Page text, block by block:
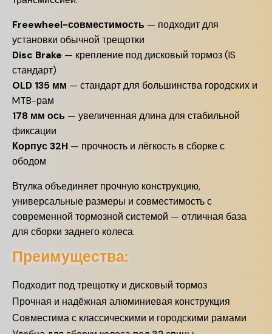
Freewheel-совместимость — подходит для
установки обычной трещотки
Disc Brake — крепление под дисковый тормоз (IS
стандарт)
OLD 135 мм — стандарт для большинства городских и
MTB-рам
178 мм ось — увеличенная длина для стабильной
фиксации
Корпус 32H — прочность и лёгкость в сборке с
ободом
Втулка объединяет прочную конструкцию,
универсальные размеры и совместимость с
современной тормозной системой — отличная база
для сборки заднего колеса.
Преимущества:
Подходит под трещотку и дисковый тормоз
Прочная и надёжная алюминиевая конструкция
Совместима с классическими и городскими рамами